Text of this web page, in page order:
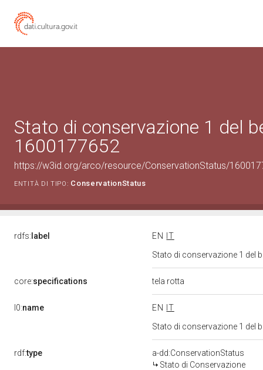
Stato di conservazione 1 del
1600177652
https://w3id.org/arco/resource/ConservationStatus/
ENTITÀ DI TIPO: ConservationStatus
rdfs: label EN
IT
Stato di conservazione 1 del
core:specifications tela rotta
l0:name EN
IT
Stato di conservazione 1 del
rdf:type
a-dd:ConservationStatus
Stato di Conservazione